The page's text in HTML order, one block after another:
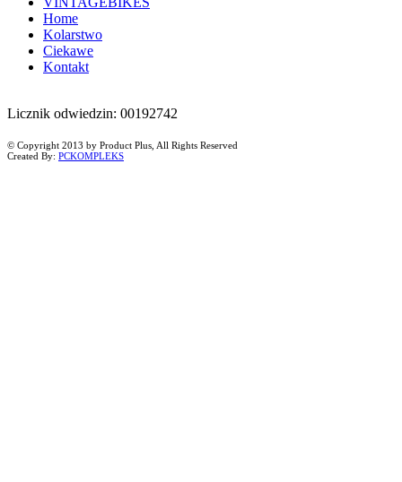
Home
Kolarstwo
Ciekawe
Kontakt
Licznik odwiedzin: 00192742
© Copyright 2013 by Product Plus, All Rights Reserved
Created By: PCKOMPLEKS